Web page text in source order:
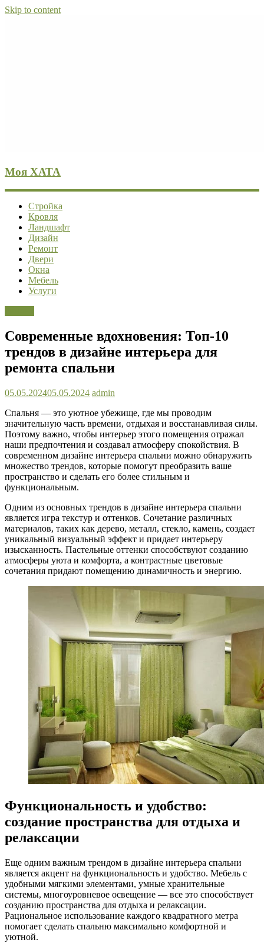
Skip to content
Моя ХАТА
Стройка
Кровля
Ландшафт
Дизайн
Ремонт
Двери
Окна
Мебель
Услуги
Современные вдохновения: Топ-10
трендов в дизайне интерьера для
ремонта спальни
05.05.202405.05.2024 admin
Спальня — это уютное убежище, где мы проводим
значительную часть времени, отдыхая и восстанавливая силы.
Поэтому важно, чтобы интерьер этого помещения отражал
наши предпочтения и создавал атмосферу спокойствия. В
современном дизайне интерьера спальни можно обнаружить
множество трендов, которые помогут преобразить ваше
пространство и сделать его более стильным и
функциональным.
Одним из основных трендов в дизайне интерьера спальни
является игра текстур и оттенков. Сочетание различных
материалов, таких как дерево, металл, стекло, камень, создает
уникальный визуальный эффект и придает интерьеру
изысканность. Пастельные оттенки способствуют созданию
атмосферы уюта и комфорта, а контрастные цветовые
сочетания придают помещению динамичность и энергию.
Функциональность и удобство:
создание пространства для отдыха и
релаксации
Еще одним важным трендом в дизайне интерьера спальни
является акцент на функциональность и удобство. Мебель с
удобными мягкими элементами, умные хранительные
системы, многоуровневое освещение — все это способствует
созданию пространства для отдыха и релаксации.
Рациональное использование каждого квадратного метра
помогает сделать спальню максимально комфортной и
уютной.